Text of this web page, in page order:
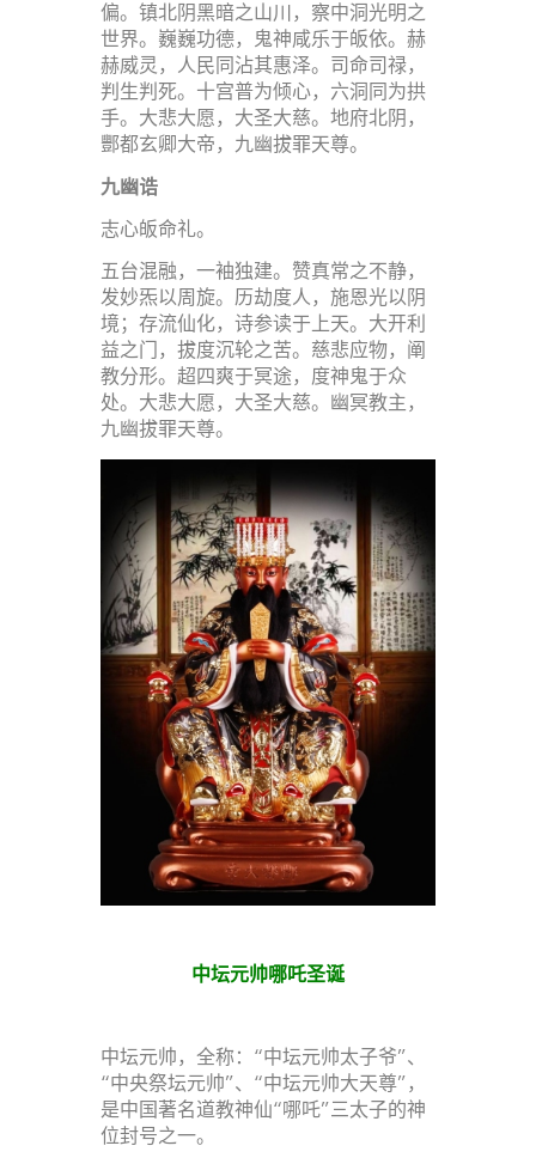
偏。镇北阴黑暗之山川，察中洞光明之
世界。巍巍功德，鬼神咸乐于皈依。赫
赫威灵，人民同沾其惠泽。司命司禄，
判生判死。十宫普为倾心，六洞同为拱
手。大悲大愿，大圣大慈。地府北阴，
酆都玄卿大帝，九幽拔罪天尊。
九幽诰
志心皈命礼。
五台混融，一袖独建。赞真常之不静，
发妙炁以周旋。历劫度人，施恩光以阴
境；存流仙化，诗参读于上天。大开利
益之门，拔度沉轮之苦。慈悲应物，阐
教分形。超四爽于冥途，度神鬼于众
处。大悲大愿，大圣大慈。幽冥教主，
九幽拔罪天尊。
中坛元帅哪吒圣诞
中坛元帅，全称：“中坛元帅太子爷”、
“中央祭坛元帅”、“中坛元帅大天尊”，
是中国著名道教神仙“哪吒”三太子的神
位封号之一。